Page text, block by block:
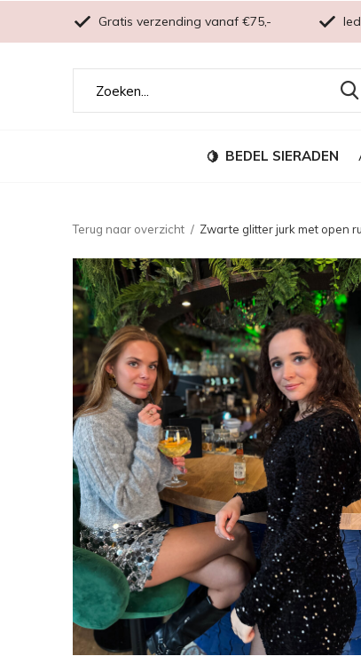
BEDEL SIERADEN
Gratis verzending vanaf €75,-
Terug naar overzicht Zwarte glitter jurk met open